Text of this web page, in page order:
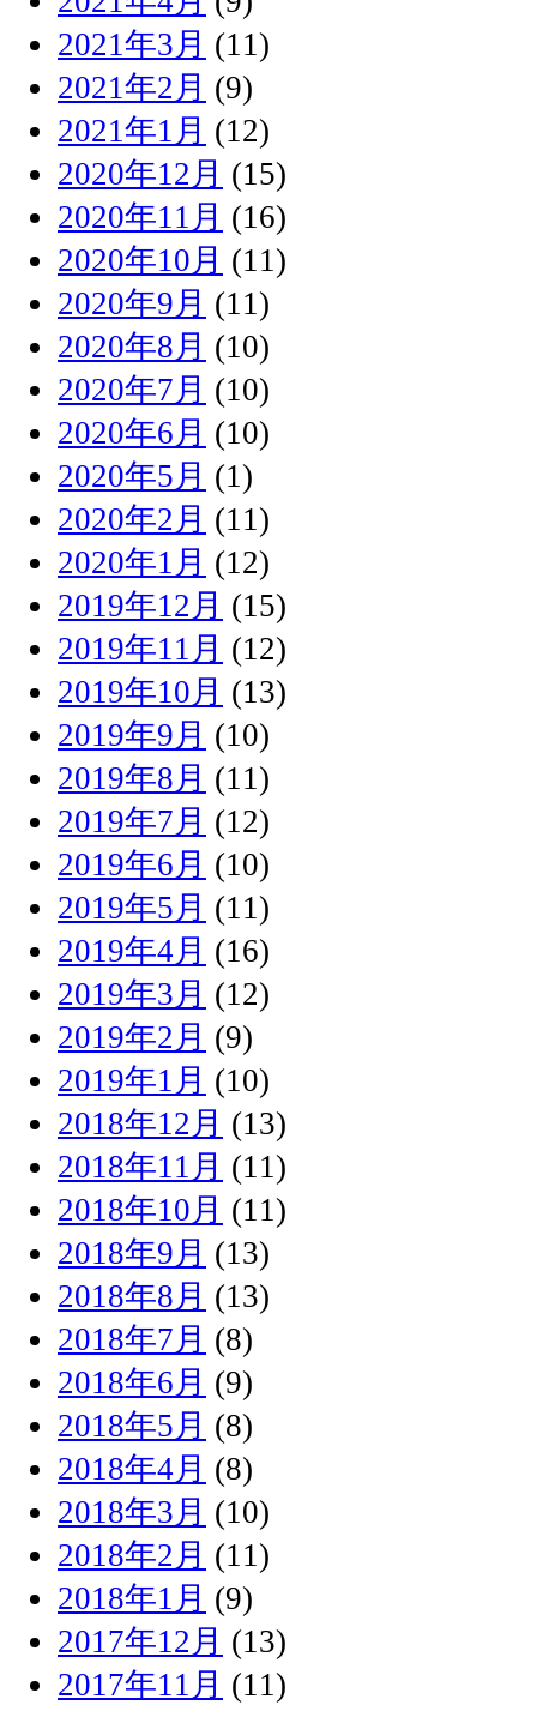
2021年3月 (11)
2021年2月 (9)
2021年1月 (12)
2020年12月 (15)
2020年11月 (16)
2020年10月 (11)
2020年9月 (11)
2020年8月 (10)
2020年7月 (10)
2020年6月 (10)
2020年5月 (1)
2020年2月 (11)
2020年1月 (12)
2019年12月 (15)
2019年11月 (12)
2019年10月 (13)
2019年9月 (10)
2019年8月 (11)
2019年7月 (12)
2019年6月 (10)
2019年5月 (11)
2019年4月 (16)
2019年3月 (12)
2019年2月 (9)
2019年1月 (10)
2018年12月 (13)
2018年11月 (11)
2018年10月 (11)
2018年9月 (13)
2018年8月 (13)
2018年7月 (8)
2018年6月 (9)
2018年5月 (8)
2018年4月 (8)
2018年3月 (10)
2018年2月 (11)
2018年1月 (9)
2017年12月 (13)
2017年11月 (11)